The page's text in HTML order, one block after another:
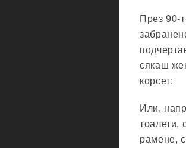
През 90-
сякаш
корсет:
Или,
тоалети,
рамене,